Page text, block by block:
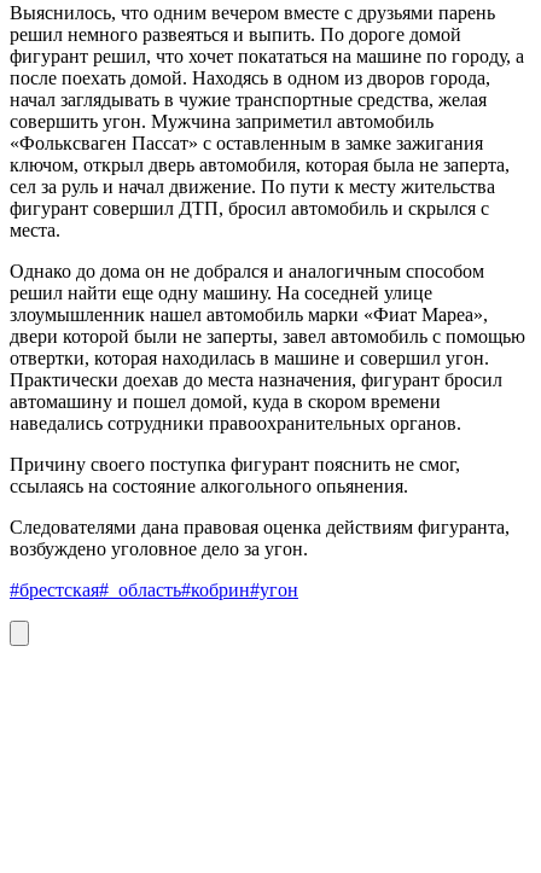
Выяснилось, что одним вечером вместе с друзьями парень
решил немного развеяться и выпить. По дороге домой
фигурант решил, что хочет покататься на машине по городу, а
после поехать домой. Находясь в одном из дворов города,
начал заглядывать в чужие транспортные средства, желая
совершить угон. Мужчина заприметил автомобиль
«Фольксваген Пассат» с оставленным в замке зажигания
ключом, открыл дверь автомобиля, которая была не заперта,
сел за руль и начал движение. По пути к месту жительства
фигурант совершил ДТП, бросил автомобиль и скрылся с
места.
Однако до дома он не добрался и аналогичным способом
решил найти еще одну машину. На соседней улице
злоумышленник нашел автомобиль марки «Фиат Мареа»,
двери которой были не заперты, завел автомобиль с помощью
отвертки, которая находилась в машине и совершил угон.
Практически доехав до места назначения, фигурант бросил
автомашину и пошел домой, куда в скором времени
наведались сотрудники правоохранительных органов.
Причину своего поступка фигурант пояснить не смог,
ссылаясь на состояние алкогольного опьянения.
Следователями дана правовая оценка действиям фигуранта,
возбуждено уголовное дело за угон.
#брестская#_область#кобрин#угон